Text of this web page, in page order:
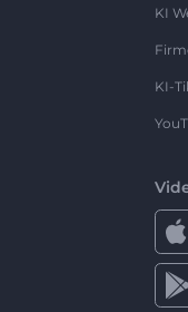
KI
KI-